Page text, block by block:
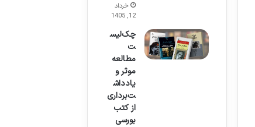
خرداد
12, 1405
چک‌لیس
ت
مطالعه
موثر و
یادداش
ت‌برداری
از کتب
بورسی